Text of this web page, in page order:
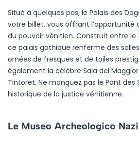
Situé à quelques pas, le Palais des
votre billet, vous offrant l’opportunité
du pouvoir vénitien. Construit entre le
ce palais gothique renferme des
ornées de fresques et de toiles
également la célèbre Sala del
Tintoret. Ne manquez pas le Pont des
historique de la justice vénitienne.
Le Museo Archeologico